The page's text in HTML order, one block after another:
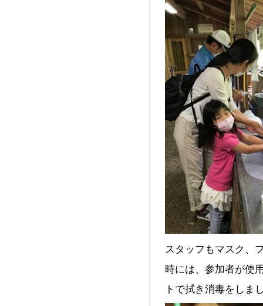
スタッフもマスク、
時には、参加者が使
トで拭き消毒をしま